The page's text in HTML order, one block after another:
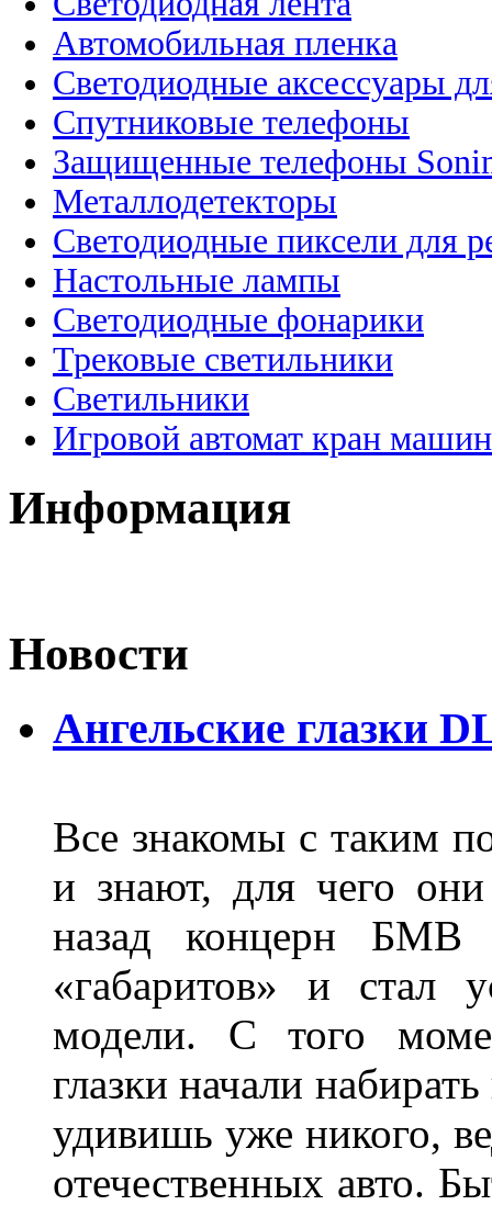
Автомобильная пленка
Светодиодные аксессуары
Спутниковые телефоны
Защищенные телефоны
Металлодетекторы
Светодиодные пиксели для
Настольные лампы
Светодиодные фонарики
Трековые светильники
Светильники
Игровой автомат кран
Информация
Новости
Ангельские глазки
Все знакомы с таким
и знают, для чего
назад концерн БМВ
«габаритов» и стал
модели. С того
глазки начали
удивишь уже никого,
отечественных авто.